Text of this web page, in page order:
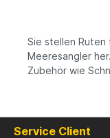
Sie stellen Ruten
Meeresangler
Zubehör wie
Service Client